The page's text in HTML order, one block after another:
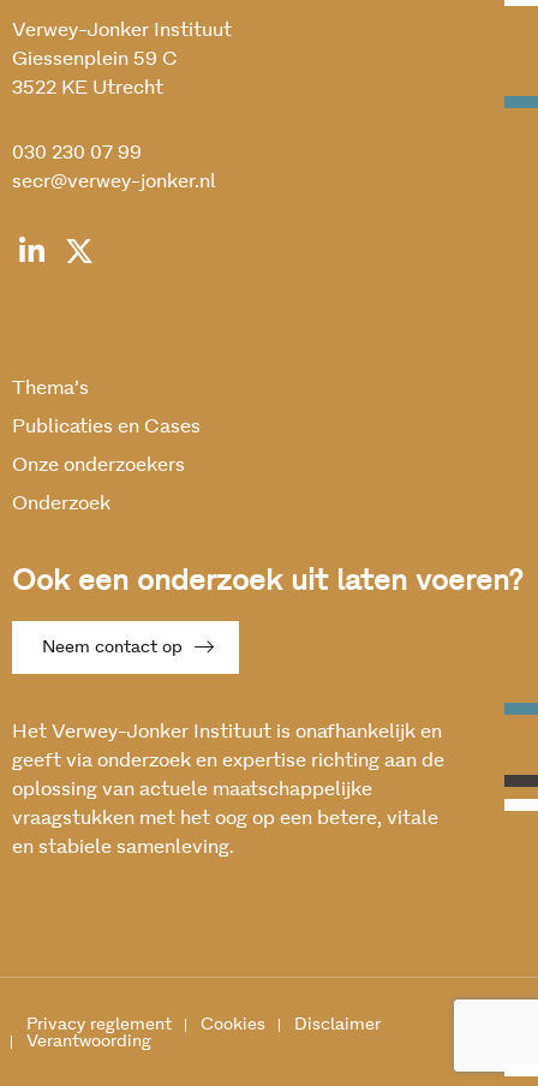
Verwey-Jonker Instituut
Giessenplein 59 C
3522 KE Utrecht
030 230 07 99
secr@verwey-jonker.nl
Thema’s
Publicaties en Cases
Onze onderzoekers
Onderzoek
Ook een onderzoek uit laten voeren?
Neem contact op
Het Verwey-Jonker Instituut is onafhankelijk en
geeft via onderzoek en expertise richting aan de
oplossing van actuele maatschappelijke
vraagstukken met het oog op een betere, vitale
en stabiele samenleving.
Privacy reglement Cookies
Disclaimer
Verantwoording